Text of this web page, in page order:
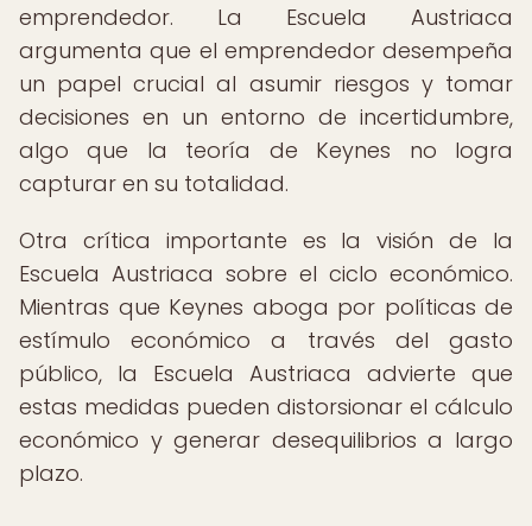
emprendedor. La Escuela Austriaca
argumenta que el emprendedor desempeña
un papel crucial al asumir riesgos y tomar
decisiones en un entorno de incertidumbre,
algo que la teoría de Keynes no logra
capturar en su totalidad.
Otra crítica importante es la visión de la
Escuela Austriaca sobre el ciclo económico.
Mientras que Keynes aboga por políticas de
estímulo económico a través del gasto
público, la Escuela Austriaca advierte que
estas medidas pueden distorsionar el cálculo
económico y generar desequilibrios a largo
plazo.